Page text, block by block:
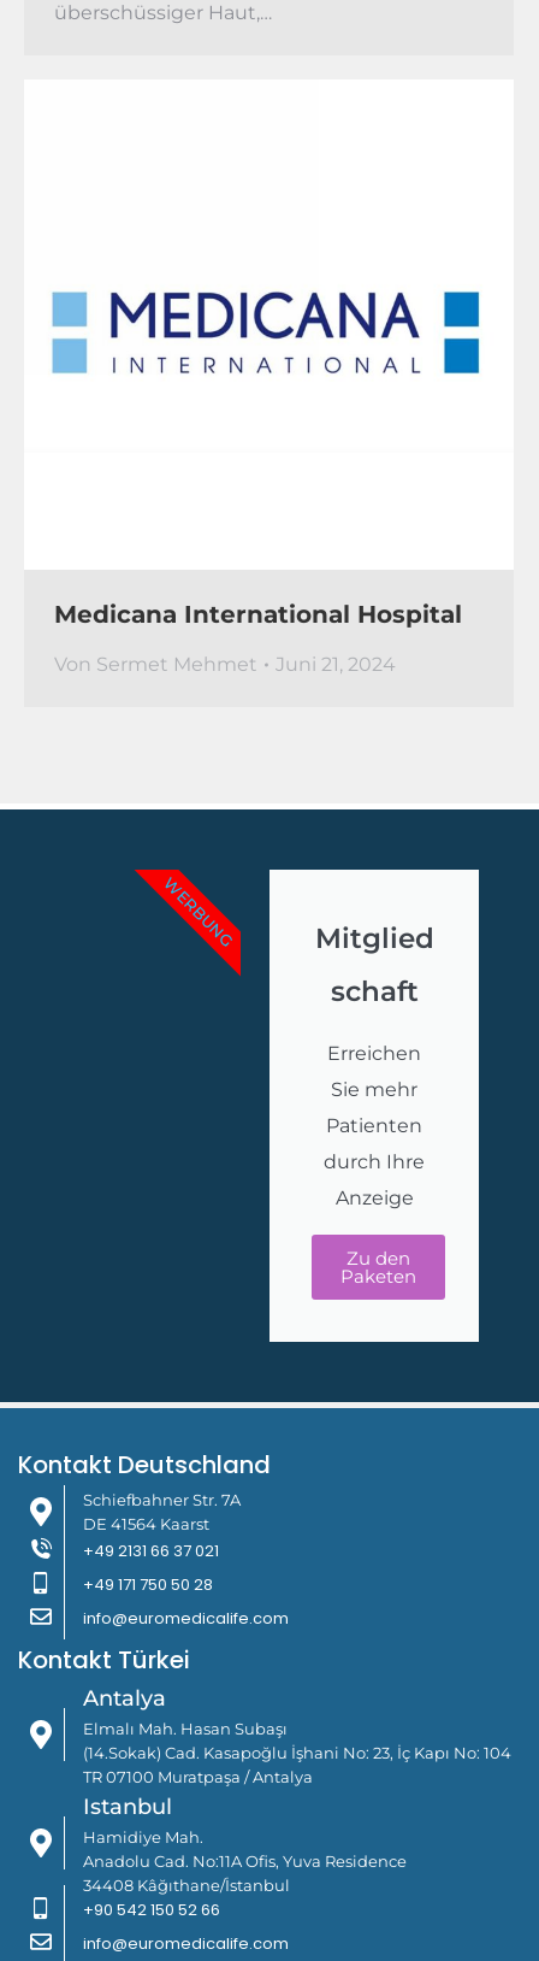
überschüssiger Haut,…
Medicana International Hospital
Von Sermet Mehmet Juni 21, 2024
Mitglied
schaft
Erreichen
Sie mehr
Patienten
durch Ihre
Anzeige
Zu den
Paketen
WERBUNG
Kontakt Deutschland
Schiefbahner Str. 7A
DE 41564 Kaarst
+49 2131 66 37 021
+49 171 750 50 28
info@euromedicalife.com
Kontakt Türkei
Antalya
Elmalı Mah. Hasan Subaşı
(14.Sokak) Cad. Kasapoğlu İşhani No: 23, İç Kapı No: 104
TR 07100 Muratpaşa / Antalya
Istanbul
Hamidiye Mah.
Anadolu Cad. No:11A Ofis, Yuva Residence
34408 Kâğıthane/İstanbul
+90 542 150 52 66
info@euromedicalife.com